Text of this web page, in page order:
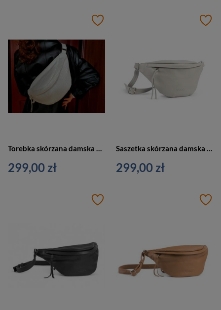
Torebka skórzana damska VOOC EP19 nerka przez ramię duża biała
299,00 zł
Saszetka skórzana damska VOOC EP19 nerka na ramię mała wygodna szara
299,00 zł